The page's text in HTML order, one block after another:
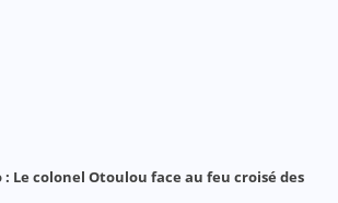
Le colonel Otoulou face au feu croisé des